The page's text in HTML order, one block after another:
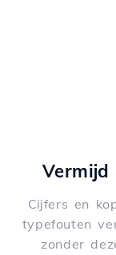
Vermijd
Cijfers en
typefouten
zonder